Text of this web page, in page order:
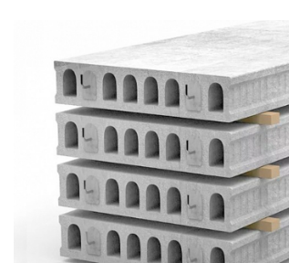
Кирпич
Плиты перекрытия
Сопутствующие товары
Тротуарная плитка
Сайдинг